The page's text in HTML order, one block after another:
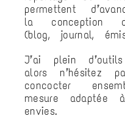
permettent
la conception
(blog, journal,
J’ai plein
alors n’hésitez
concocter
mesure
envies.